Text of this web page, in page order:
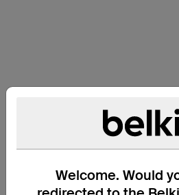
Welcome. Would
Ondersteuning